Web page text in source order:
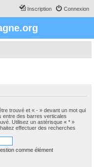
Connexion
Inscription
trouvé et « - » devant un mot qui
entre des barres verticales
Utilisez un astérisque « * »
effectuer des recherches
comme élément